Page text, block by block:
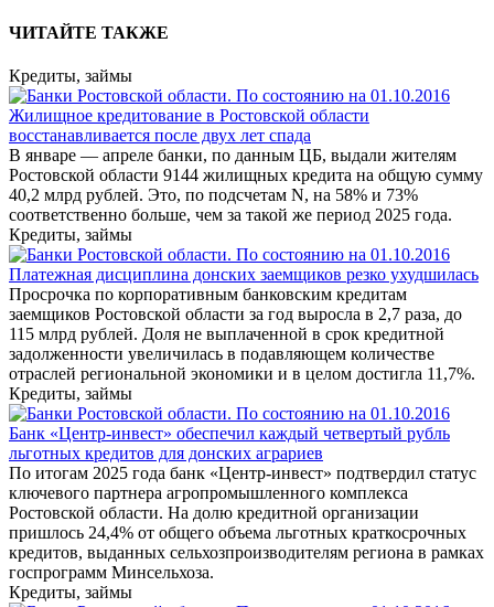
ЧИТАЙТЕ ТАКЖЕ
Кредиты, займы
Жилищное кредитование в Ростовской области
восстанавливается после двух лет спада
В январе — апреле банки, по данным ЦБ, выдали жителям
Ростовской области 9144 жилищных кредита на общую сумму
40,2 млрд рублей. Это, по подсчетам N, на 58% и 73%
соответственно больше, чем за такой же период 2025 года.
Кредиты, займы
Платежная дисциплина донских заемщиков резко ухудшилась
Просрочка по корпоративным банковским кредитам
заемщиков Ростовской области за год выросла в 2,7 раза, до
115 млрд рублей. Доля не выплаченной в срок кредитной
задолженности увеличилась в подавляющем количестве
отраслей региональной экономики и в целом достигла 11,7%.
Кредиты, займы
Банк «Центр-инвест» обеспечил каждый четвертый рубль
льготных кредитов для донских аграриев
По итогам 2025 года банк «Центр-инвест» подтвердил статус
ключевого партнера агропромышленного комплекса
Ростовской области. На долю кредитной организации
пришлось 24,4% от общего объема льготных краткосрочных
кредитов, выданных сельхозпроизводителям региона в рамках
госпрограмм Минсельхоза.
Кредиты, займы